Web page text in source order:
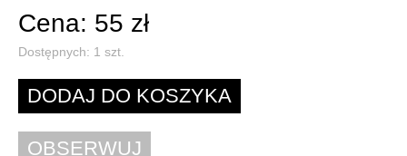
Cena: 55 zł
Dostępnych: 1 szt.